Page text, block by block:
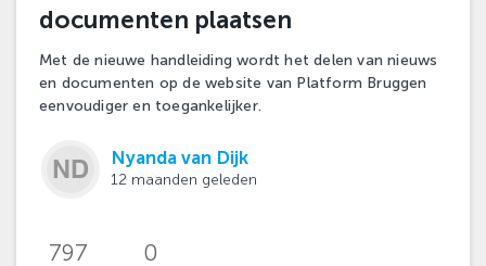
documenten plaatsen
Met de nieuwe handleiding wordt het delen van nieuws
en documenten op de website van Platform Bruggen
eenvoudiger en toegankelijker.
Nyanda van Dijk
12 maanden geleden
797 0